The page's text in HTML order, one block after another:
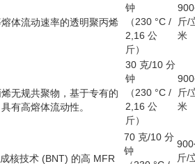
体流动速率的透明聚丙烯
钟
（230 °C /
2,16 公
斤）
斤/
米
无规共聚物，基于专有的
有高熔体流动性。
30 克/10 分
钟
（230 °C /
2,16 公
斤）
斤/
米
核技术 (BNT) 的高 MFR
70 克/10 分
钟
斤/